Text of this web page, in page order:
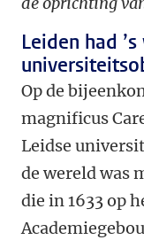
Leiden had
Op de
magnificus
Leidse
de wereld was
die in 1633 op